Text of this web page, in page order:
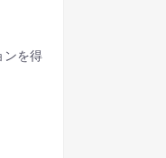
ンを得